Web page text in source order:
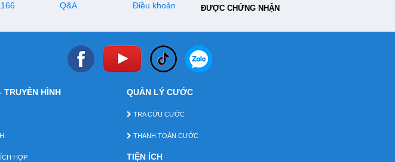
Q&A Điều khoản ĐƯỢC CHỨNG NHẬN
TRUYỀN HÌNH
HỢP
QUẢN LÝ CƯỚC
TRA CỨU CƯỚC
THANH TOÁN CƯỚC
TIỆN ÍCH